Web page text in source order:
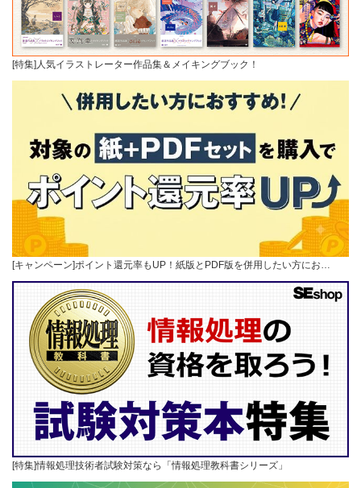
[特集]人気イラストレーター作品集＆メイキングブック！
[キャンペーン]ポイント還元率もUP！紙版とPDF版を併用したい方にお…
[特集]情報処理技術者試験対策なら「情報処理教科書シリーズ」